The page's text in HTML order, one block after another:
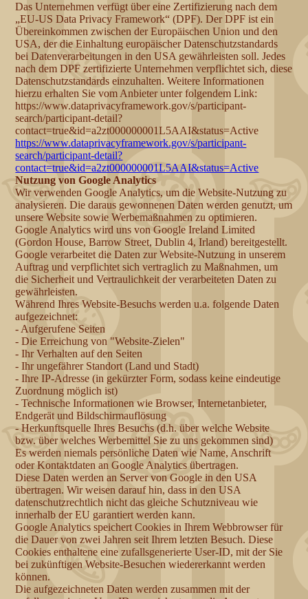
Das Unternehmen verfügt über eine Zertifizierung nach dem
„EU-US Data Privacy Framework“ (DPF). Der DPF ist ein
Übereinkommen zwischen der Europäischen Union und den
USA, der die Einhaltung europäischer Datenschutzstandards
bei Datenverarbeitungen in den USA gewährleisten soll. Jedes
nach dem DPF zertifizierte Unternehmen verpflichtet sich, diese
Datenschutzstandards einzuhalten. Weitere Informationen
hierzu erhalten Sie vom Anbieter unter folgendem Link:
https://www.dataprivacyframework.gov/s/participant-
search/participant-detail?
contact=true&id=a2zt000000001L5AAI&status=Active
https://www.dataprivacyframework.gov/s/participant-
search/participant-detail?
contact=true&id=a2zt000000001L5AAI&status=Active
Nutzung von Google Analytics
Wir verwenden Google Analytics, um die Website-Nutzung zu
analysieren. Die daraus gewonnenen Daten werden genutzt, um
unsere Website sowie Werbemaßnahmen zu optimieren.
Google Analytics wird uns von Google Ireland Limited
(Gordon House, Barrow Street, Dublin 4, Irland) bereitgestellt.
Google verarbeitet die Daten zur Website-Nutzung in unserem
Auftrag und verpflichtet sich vertraglich zu Maßnahmen, um
die Sicherheit und Vertraulichkeit der verarbeiteten Daten zu
gewährleisten.
Während Ihres Website-Besuchs werden u.a. folgende Daten
aufgezeichnet:
- Aufgerufene Seiten
- Die Erreichung von "Website-Zielen"
- Ihr Verhalten auf den Seiten
- Ihr ungefährer Standort (Land und Stadt)
- Ihre IP-Adresse (in gekürzter Form, sodass keine eindeutige
Zuordnung möglich ist)
- Technische Informationen wie Browser, Internetanbieter,
Endgerät und Bildschirmauflösung
- Herkunftsquelle Ihres Besuchs (d.h. über welche Website
bzw. über welches Werbemittel Sie zu uns gekommen sind)
Es werden niemals persönliche Daten wie Name, Anschrift
oder Kontaktdaten an Google Analytics übertragen.
Diese Daten werden an Server von Google in den USA
übertragen. Wir weisen darauf hin, dass in den USA
datenschutzrechtlich nicht das gleiche Schutzniveau wie
innerhalb der EU garantiert werden kann.
Google Analytics speichert Cookies in Ihrem Webbrowser für
die Dauer von zwei Jahren seit Ihrem letzten Besuch. Diese
Cookies enthaltene eine zufallsgenerierte User-ID, mit der Sie
bei zukünftigen Website-Besuchen wiedererkannt werden
können.
Die aufgezeichneten Daten werden zusammen mit der